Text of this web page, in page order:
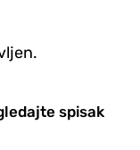
spisak